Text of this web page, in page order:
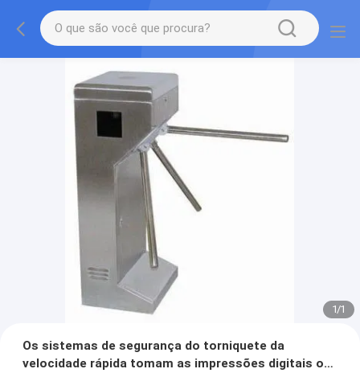
1/1
Os sistemas de segurança do torniquete da
velocidade rápida tomam as impressões digitais ou